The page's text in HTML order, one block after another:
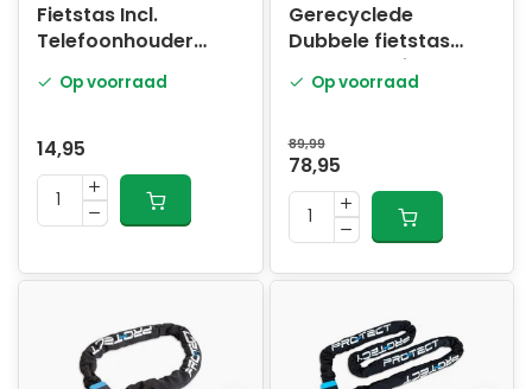
Fietstas Incl.
Telefoonhouder
Op voorraad
14,95
Gerecyclede
Dubbele fietstas
Urban Proof Rolltop
38 liter 30 x 15 x 42
Op voorraad
89,99
78,95